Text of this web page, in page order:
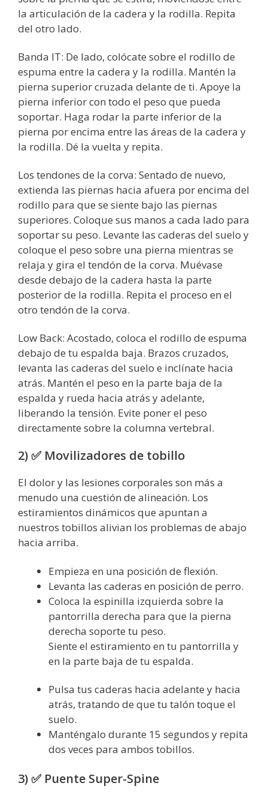
la articulación de la cadera y la rodilla. Repita
del otro lado.
Banda IT: De lado, colócate sobre el rodillo de
espuma entre la cadera y la rodilla. Mantén la
pierna superior cruzada delante de ti. Apoye la
pierna inferior con todo el peso que pueda
soportar. Haga rodar la parte inferior de la
pierna por encima entre las áreas de la cadera y
la rodilla. Dé la vuelta y repita.
Los tendones de la corva: Sentado de nuevo,
extienda las piernas hacia afuera por encima del
rodillo para que se siente bajo las piernas
superiores. Coloque sus manos a cada lado para
soportar su peso. Levante las caderas del suelo y
coloque el peso sobre una pierna mientras se
relaja y gira el tendón de la corva. Muévase
desde debajo de la cadera hasta la parte
posterior de la rodilla. Repita el proceso en el
otro tendón de la corva.
Low Back: Acostado, coloca el rodillo de espuma
debajo de tu espalda baja. Brazos cruzados,
levanta las caderas del suelo e inclínate hacia
atrás. Mantén el peso en la parte baja de la
espalda y rueda hacia atrás y adelante,
liberando la tensión. Evite poner el peso
directamente sobre la columna vertebral.
2) ✅ Movilizadores de tobillo
El dolor y las lesiones corporales son más a
menudo una cuestión de alineación. Los
estiramientos dinámicos que apuntan a
nuestros tobillos alivian los problemas de abajo
hacia arriba.
Empieza en una posición de flexión.
Levanta las caderas en posición de perro.
Coloca la espinilla izquierda sobre la
pantorrilla derecha para que la pierna
derecha soporte tu peso.
Siente el estiramiento en tu pantorrilla y
en la parte baja de tu espalda.
Pulsa tus caderas hacia adelante y hacia
atrás, tratando de que tu talón toque el
suelo.
Manténgalo durante 15 segundos y repita
dos veces para ambos tobillos.
3) ✅ Puente Super-Spine